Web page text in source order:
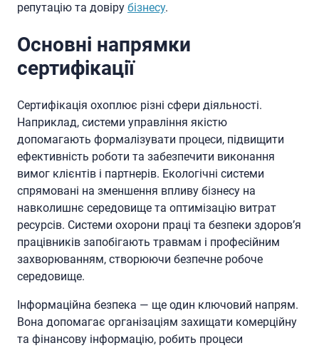
репутацію та довіру бізнесу.
Основні напрямки
сертифікації
Сертифікація охоплює різні сфери діяльності.
Наприклад, системи управління якістю
допомагають формалізувати процеси, підвищити
ефективність роботи та забезпечити виконання
вимог клієнтів і партнерів. Екологічні системи
спрямовані на зменшення впливу бізнесу на
навколишнє середовище та оптимізацію витрат
ресурсів. Системи охорони праці та безпеки здоров’я
працівників запобігають травмам і професійним
захворюванням, створюючи безпечне робоче
середовище.
Інформаційна безпека — ще один ключовий напрям.
Вона допомагає організаціям захищати комерційну
та фінансову інформацію, робить процеси